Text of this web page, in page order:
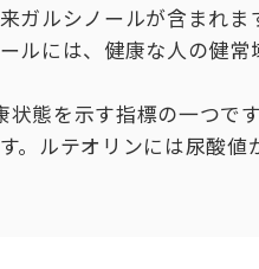
ガルシノールが含まれま
ルには、健康な人の健
態を示す指標の一つです
。ルテオリンには尿酸